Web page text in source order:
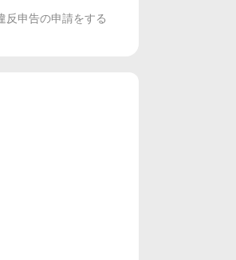
反申告の申請をする